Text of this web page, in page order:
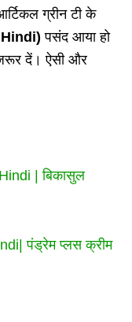
ग्रीन टी के
पसंद आया हो
दें। ऐसी और
| बिकासुल
पंड्रेम प्लस क्रीम